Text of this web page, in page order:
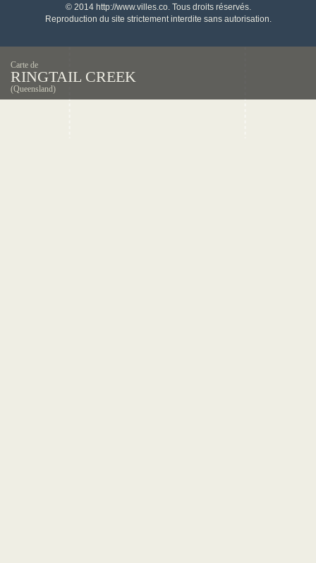
© 2014 http://www.villes.co. Tous droits réservés.
Reproduction du site strictement interdite sans autorisation.
Carte de
RINGTAIL CREEK
(Queensland)